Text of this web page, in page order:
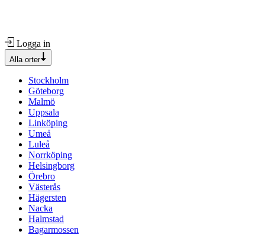
Logga in
Alla orter
Stockholm
Göteborg
Malmö
Uppsala
Linköping
Umeå
Luleå
Norrköping
Helsingborg
Örebro
Västerås
Hägersten
Nacka
Halmstad
Bagarmossen